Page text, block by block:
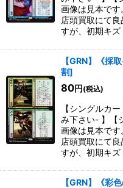
画像は見本で
店頭買取にて
すが、初期キ
【GRN】《採
割]
80円 (税込)
【シングルカ
み下さい- 】【
画像は見本で
店頭買取にて
すが、初期キ
【GRN】《彩